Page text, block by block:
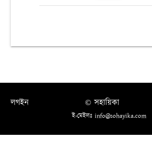
লগইন © সহায়িকা
ই-মেইলঃ info@sohayika.com